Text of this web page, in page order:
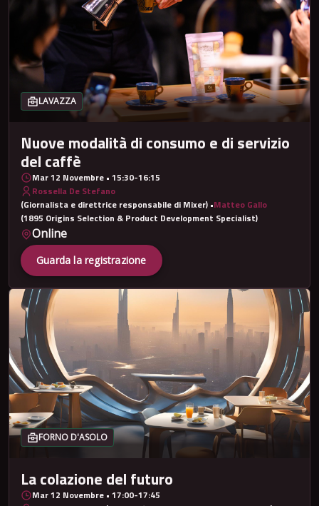
LAVAZZA
Nuove modalità di consumo e di servizio
del caffè
Mar 12 Novembre • 15:30-16:15
Rossella De Stefano
(Giornalista e direttrice responsabile di Mixer) •Matteo Gallo
(1895 Origins Selection & Product Development Specialist)
Online
Guarda la registrazione
FORNO D'ASOLO
La colazione del futuro
Mar 12 Novembre • 17:00-17:45